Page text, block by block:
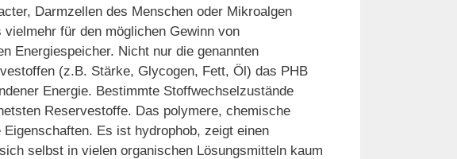
Darmzellen des Menschen oder Mikroalgen
für den möglichen Gewinn von
Energiespeicher. Nicht nur die genannten
(z.B. Stärke, Glycogen, Fett, Öl) das PHB
Energie. Bestimmte Stoffwechselzustände
Reservestoffe. Das polymere, chemische
Es ist hydrophob, zeigt einen
selbst in vielen organischen Lösungsmitteln kaum